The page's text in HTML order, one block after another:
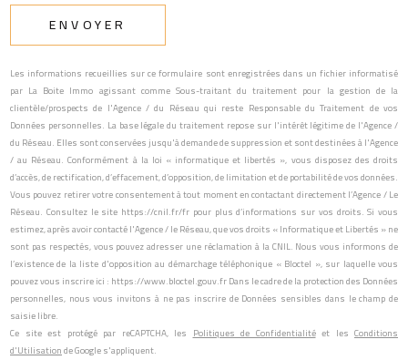
ENVOYER
Les informations recueillies sur ce formulaire sont enregistrées dans un fichier informatisé
par La Boite Immo agissant comme Sous-traitant du traitement pour la gestion de la
clientèle/prospects de l'Agence / du Réseau qui reste Responsable du Traitement de vos
Données personnelles. La base légale du traitement repose sur l'intérêt légitime de l'Agence /
du Réseau. Elles sont conservées jusqu'à demande de suppression et sont destinées à l'Agence
/ au Réseau. Conformément à la loi « informatique et libertés », vous disposez des droits
d’accès, de rectification, d’effacement, d’opposition, de limitation et de portabilité de vos données.
Vous pouvez retirer votre consentement à tout moment en contactant directement l’Agence / Le
Réseau. Consultez le site https://cnil.fr/fr pour plus d’informations sur vos droits. Si vous
estimez, après avoir contacté l'Agence / le Réseau, que vos droits « Informatique et Libertés » ne
sont pas respectés, vous pouvez adresser une réclamation à la CNIL. Nous vous informons de
l’existence de la liste d'opposition au démarchage téléphonique « Bloctel », sur laquelle vous
pouvez vous inscrire ici : https://www.bloctel.gouv.fr Dans le cadre de la protection des Données
personnelles, nous vous invitons à ne pas inscrire de Données sensibles dans le champ de
saisie libre.
Ce site est protégé par reCAPTCHA, les Politiques de Confidentialitéet les Conditions
d'Utilisationde Google s'appliquent.